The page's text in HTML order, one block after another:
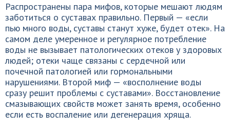
Распространены пара мифов, которые мешают людям
заботиться о суставах правильно. Первый — «если
пью много воды, суставы станут хуже, будет отек». На
самом деле умеренное и регулярное потребление
воды не вызывает патологических отеков у здоровых
людей; отеки чаще связаны с сердечной или
почечной патологией или гормональными
нарушениями. Второй миф — «восполнение воды
сразу решит проблемы с суставами». Восстановление
смазывающих свойств может занять время, особенно
если есть воспаление или дегенерация хряща.